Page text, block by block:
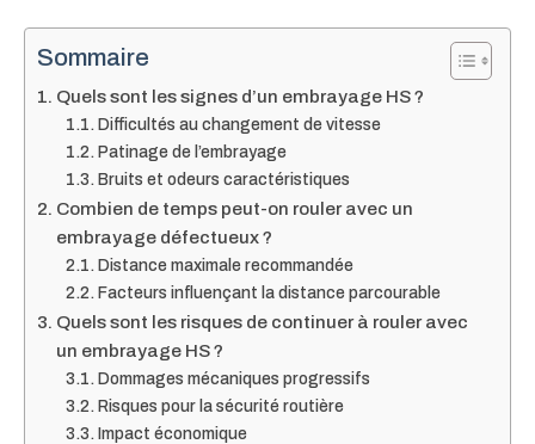
Sommaire
Quels sont les signes d’un embrayage HS ?
Difficultés au changement de vitesse
Patinage de l’embrayage
Bruits et odeurs caractéristiques
Combien de temps peut-on rouler avec un
embrayage défectueux ?
Distance maximale recommandée
Facteurs influençant la distance parcourable
Quels sont les risques de continuer à rouler avec
un embrayage HS ?
Dommages mécaniques progressifs
Risques pour la sécurité routière
Impact économique